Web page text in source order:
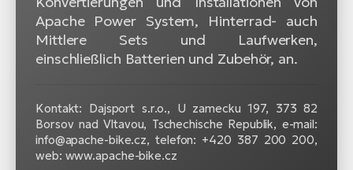
Apache Power System, Hinterrad- auch
Mittlere Sets und Laufwerken,
einschließlich Batterien und Zubehör, an.
Kontakt: Dajsport s.r.o., U zamecku 197, 373 82
Borsov nad Vltavou, Tschechische Republik, e-mail:
info@apache-bike.cz, telefon: +420 387 200 200,
web: www.apache-bike.cz